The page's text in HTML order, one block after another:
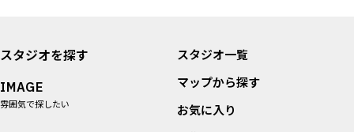
スタジオを探す
IMAGE
雰囲気で探したい
スタジオ一覧
マップから探す
お気に入り